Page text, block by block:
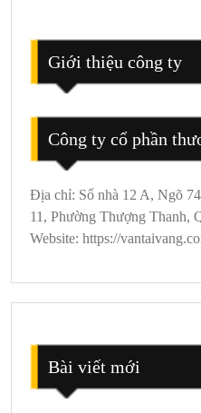
Giới thiệu công ty
Công ty cổ phần
Địa chỉ: Số nhà 12 A, Ngõ
11, Phường Thượng Thanh,
Website: https://
Bài viết mới